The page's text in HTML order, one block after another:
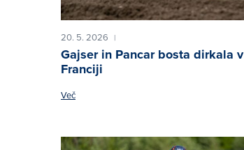
20. 5. 2026 |
Gajser in Pancar bosta dirkala v
Franciji
Več